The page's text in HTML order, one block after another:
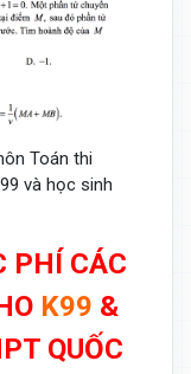
Toán thi
và học sinh
PHÍ CÁC
K99 &
QUỐC